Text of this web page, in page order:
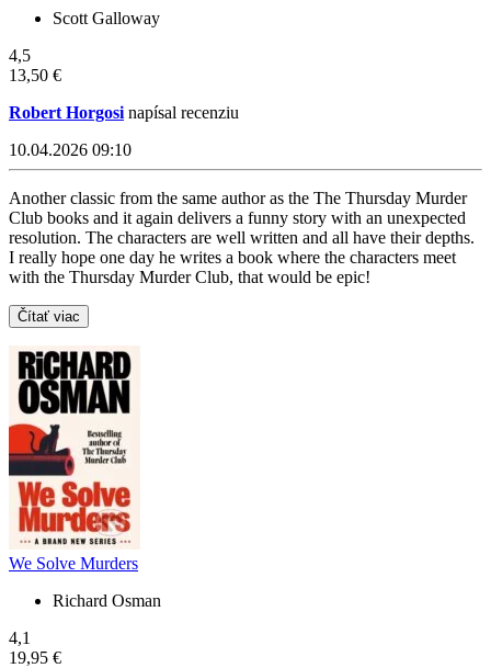
Scott Galloway
4,5
13,50 €
Robert Horgosi napísal recenziu
10.04.2026 09:10
Another classic from the same author as the The Thursday Murder
Club books and it again delivers a funny story with an unexpected
resolution. The characters are well written and all have their depths.
I really hope one day he writes a book where the characters meet
with the Thursday Murder Club, that would be epic!
Čítať viac
We Solve Murders
Richard Osman
4,1
19,95 €